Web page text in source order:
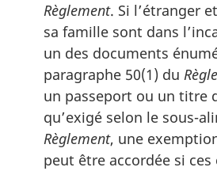
Règlement. Si l’étranger
sa famille sont dans
un des documents
paragraphe 50(1) du
un passeport ou un titre
qu’exigé selon le sous-
Règlement, une
peut être accordée si